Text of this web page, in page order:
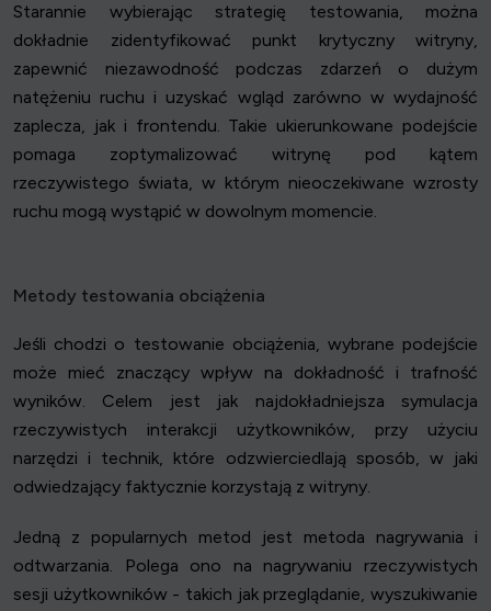
Starannie wybierając strategię testowania, można
dokładnie zidentyfikować punkt krytyczny witryny,
zapewnić niezawodność podczas zdarzeń o dużym
natężeniu ruchu i uzyskać wgląd zarówno w wydajność
zaplecza, jak i frontendu. Takie ukierunkowane podejście
pomaga zoptymalizować witrynę pod kątem
rzeczywistego świata, w którym nieoczekiwane wzrosty
ruchu mogą wystąpić w dowolnym momencie.
Metody testowania obciążenia
Jeśli chodzi o testowanie obciążenia, wybrane podejście
może mieć znaczący wpływ na dokładność i trafność
wyników. Celem jest jak najdokładniejsza symulacja
rzeczywistych interakcji użytkowników, przy użyciu
narzędzi i technik, które odzwierciedlają sposób, w jaki
odwiedzający faktycznie korzystają z witryny.
Jedną z popularnych metod jest metoda nagrywania i
odtwarzania. Polega ono na nagrywaniu rzeczywistych
sesji użytkowników - takich jak przeglądanie, wyszukiwanie